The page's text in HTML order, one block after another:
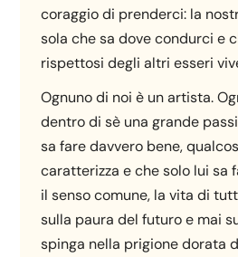
coraggio di prenderci: la
sola che sa dove condurci e
rispettosi degli altri esseri
Ognuno di noi è un artista.
dentro di sè una grande
sa fare davvero bene,
caratterizza e che solo lui sa
il senso comune, la vita di
sulla paura del futuro e mai
spinga nella prigione dorata